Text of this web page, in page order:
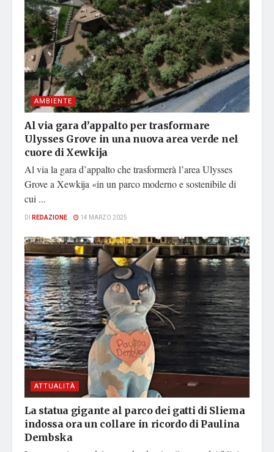
AMBIENTE
Al via gara d’appalto per trasformare
Ulysses Grove in una nuova area verde nel
cuore di Xewkija
Al via la gara d’appalto che trasformerà l’area Ulysses
Grove a Xewkija «in un parco moderno e sostenibile di
cui ...
DI REDAZIONE 14 MARZO 2025
ATTUALITÀ
La statua gigante al parco dei gatti di Sliema
indossa ora un collare in ricordo di Paulina
Dembska